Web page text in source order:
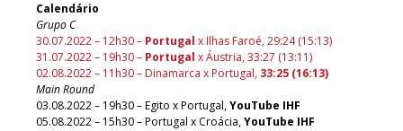
Calendário
Grupo C
30.07.2022 – 12h30 – Portugal x Ilhas Faroé, 29:24 (15:13)
31.07.2022 – 19h30 – Portugal x Áustria, 33:27 (13:11)
02.08.2022 – 11h30 – Dinamarca x Portugal, 33:25 (16:13)
Main Round
03.08.2022 – 19h30 – Egito x Portugal,YouTube IHF
05.08.2022 – 15h30 – Portugal x Croácia,YouTube IHF